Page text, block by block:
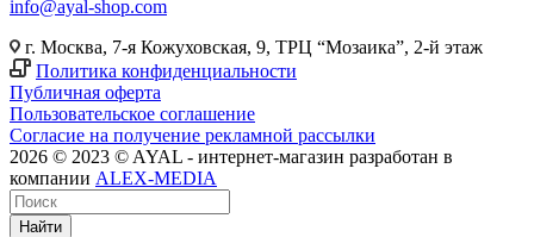
info@ayal-shop.com
г. Москва, 7-я Кожуховская, 9, ТРЦ “Мозаика”, 2-й этаж
Политика конфиденциальности
Публичная оферта
Пользовательское соглашение
Согласие на получение рекламной рассылки
2026 © 2023 © AYAL - интернет-магазин разработан в
компании ALEX-MEDIA
Найти